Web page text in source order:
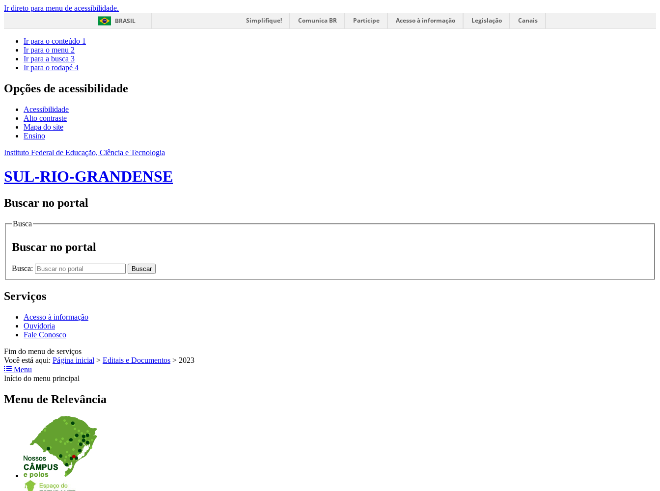
Ir direto para menu de acessibilidade.
BRASIL
Simplifique! Comunica BR Participe Acesso à informação Legislação Canais
Ir para o conteúdo 1
Ir para o menu 2
Ir para a busca 3
Ir para o rodapé 4
Opções de acessibilidade
Acessibilidade
Alto contraste
Mapa do site
Ensino
Instituto Federal de Educação, Ciência e Tecnologia
SUL-RIO-GRANDENSE
Buscar no portal
Busca
Buscar no portal
Busca: Buscar
Serviços
Acesso à informação
Ouvidoria
Fale Conosco
Fim do menu de serviços
Você está aqui: Página inicial > Editais e Documentos > 2023
Menu
Início do menu principal
Menu de Relevância